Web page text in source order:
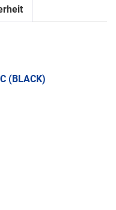
(BLACK)